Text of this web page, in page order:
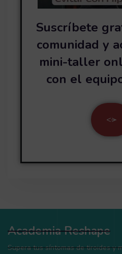
Suscríbete
comunidad y
mini-taller
con el
<>
Academia Reshape
Supera tus síntomas de tiroides y